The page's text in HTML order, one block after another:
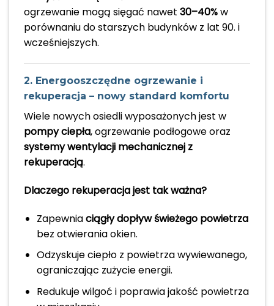
ogrzewanie mogą sięgać nawet 30–40%w
porównaniu do starszych budynków z lat 90. i
wcześniejszych.
2. Energooszczędne ogrzewanie i
rekuperacja – nowy standard komfortu
Wiele nowych osiedli wyposażonych jest w
pompy ciepła, ogrzewanie podłogowe oraz
systemy wentylacji mechanicznej z
rekuperacją.
Dlaczego rekuperacja jest tak ważna?
Zapewniaciągły dopływ świeżego powietrza
bez otwierania okien.
Odzyskuje ciepło z powietrza wywiewanego,
ograniczając zużycie energii.
Redukuje wilgoć i poprawia jakość powietrza